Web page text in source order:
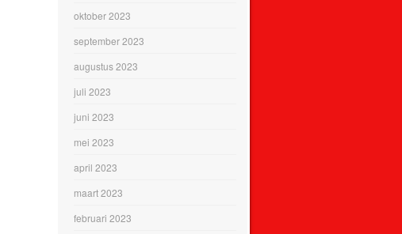
oktober 2023
september 2023
augustus 2023
juli 2023
juni 2023
mei 2023
april 2023
maart 2023
februari 2023